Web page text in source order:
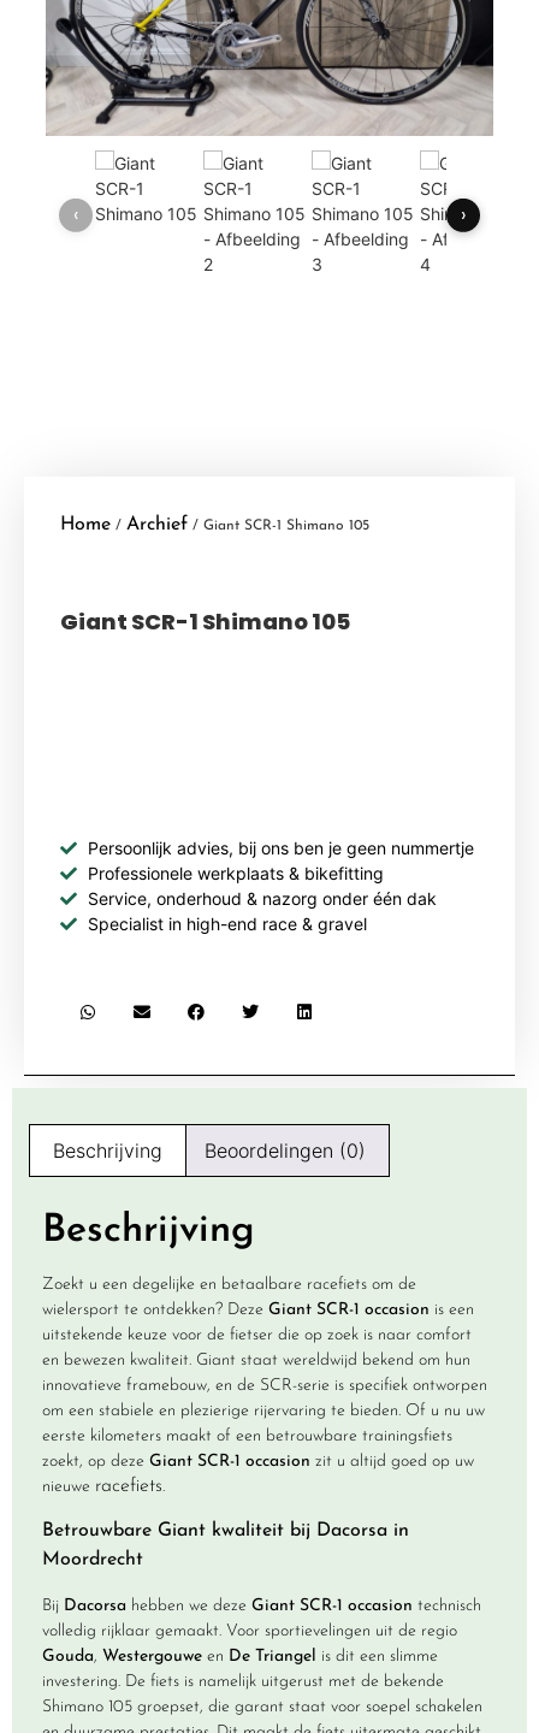
‹ ›
Home / Archief / Giant SCR-1 Shimano 105
Giant SCR-1 Shimano 105
Persoonlijk advies, bij ons ben je geen nummertje
Professionele werkplaats & bikefitting
Service, onderhoud & nazorg onder één dak
Specialist in high-end race & gravel
Beschrijving Beoordelingen (0)
Beschrijving
Zoekt u een degelijke en betaalbare racefiets om de
wielersport te ontdekken? Deze Giant SCR-1 occasion is een
uitstekende keuze voor de fietser die op zoek is naar comfort
en bewezen kwaliteit. Giant staat wereldwijd bekend om hun
innovatieve framebouw, en de SCR-serie is specifiek ontworpen
om een stabiele en plezierige rijervaring te bieden. Of u nu uw
eerste kilometers maakt of een betrouwbare trainingsfiets
zoekt, op deze Giant SCR-1 occasion zit u altijd goed op uw
nieuwe racefiets.
Betrouwbare Giant kwaliteit bij Dacorsa in
Moordrecht
Bij Dacorsa hebben we deze Giant SCR-1 occasion technisch
volledig rijklaar gemaakt. Voor sportievelingen uit de regio
Gouda, Westergouwe en De Triangel is dit een slimme
investering. De fiets is namelijk uitgerust met de bekende
Shimano 105 groepset, die garant staat voor soepel schakelen